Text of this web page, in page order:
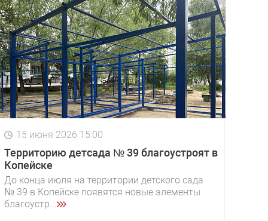
15 июня 2026 15:00
Территорию детсада № 39 благоустроят в
Копейске
До конца июля на территории детского сада
№ 39 в Копейске появятся новые элементы
благоустр...